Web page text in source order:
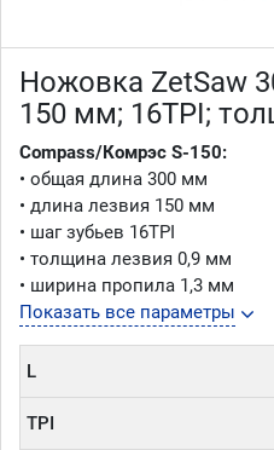
Ножовка ZetSaw
150 мм; 16TPI;
Compass/Комрэс S-150:
• общая длина 300 мм
• длина лезвия 150 мм
• шаг зубьев 16TPI
• толщина лезвия 0,9 мм
• ширина пропила 1,3 мм
Показать все параметры
L
TPI